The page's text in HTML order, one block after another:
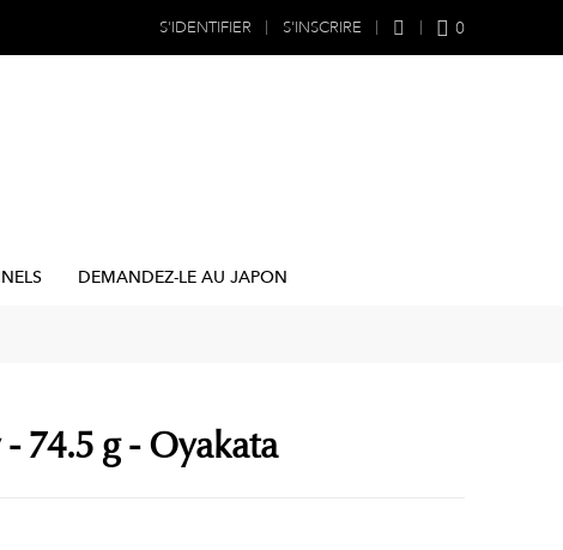
S'IDENTIFIER S'INSCRIRE 0
DEMANDEZ-LE AU JAPON
74.5 g - Oyakata